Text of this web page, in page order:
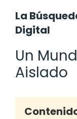
La
Digital
Un
Aislado